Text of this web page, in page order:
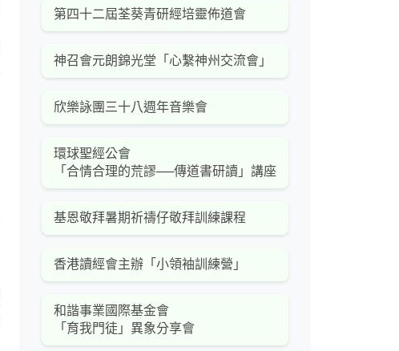
第四十二屆荃葵青研經培靈佈道會
神召會元朗錦光堂「心繫神州交流會」
欣樂詠團三十八週年音樂會
環球聖經公會
「合情合理的荒謬──傳道書研讀」講座
基恩敬拜暑期祈禱仔敬拜訓練課程
香港讀經會主辦「小領袖訓練營」
和諧事業國際基金會
「育我門徒」異象分享會